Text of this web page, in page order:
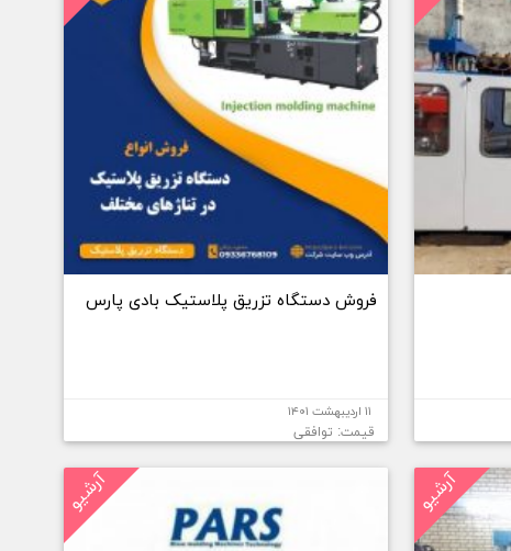
فروش دستگاه تزریق پلاستیک بادی پارس
۱۱ اردیبهشت ۱۴۰۱
قیمت: توافقی
آرشیو آرشیو